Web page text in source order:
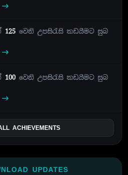
125 වෙනි උපසිරැසි කඩයීමට සුබ
100වෙනි උපසිරැසි කඩයීමට සුබ
ACHIEVEMENTS
UPDATES